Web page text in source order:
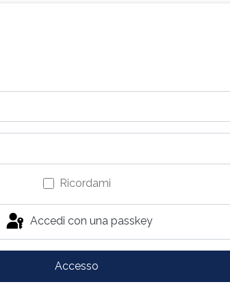
Ricordami
Accedi con una passkey
Accesso